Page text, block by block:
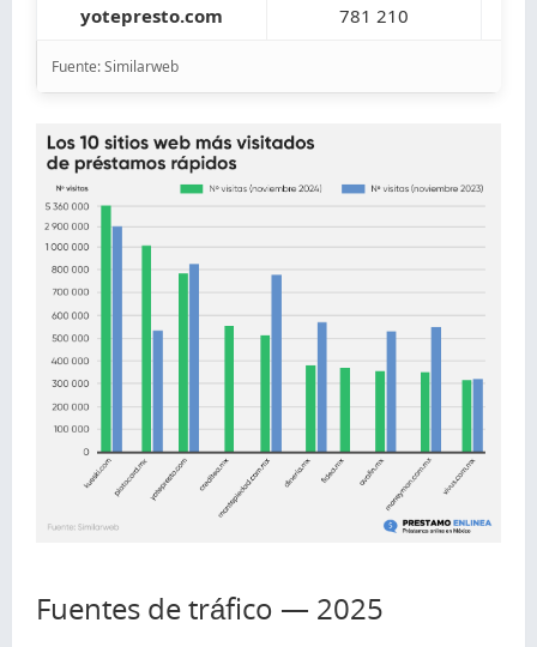
yotepresto.com 781 210
Fuente: Similarweb
Fuentes de tráfico — 2025